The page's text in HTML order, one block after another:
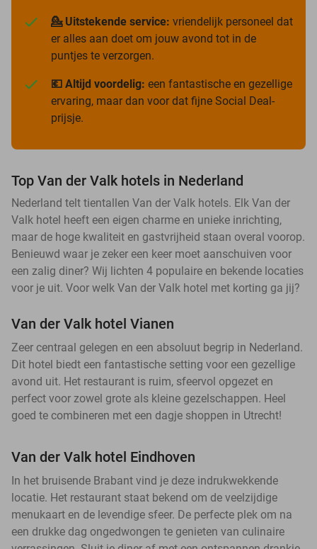
💁 Uitstekende service: vriendelijk personeel dat
er alles aan doet om jouw avond tot in de
puntjes te verzorgen.
💶 Altijd voordelig: een fantastische en gezellige
ervaring, maar dan voor dat fijne Social Deal-
prijsje.
Top Van der Valk hotels in Nederland
Nederland telt tientallen Van der Valk hotels. Elk Van der
Valk hotel heeft een eigen charme en unieke inrichting,
maar de hoge kwaliteit en gastvrijheid staan overal voorop.
Benieuwd waar je zeker een keer moet aanschuiven voor
een zalig diner? Wij lichten 4 populaire en bekende locaties
voor je uit. Voor welk Van der Valk hotel met korting ga jij?
Van der Valk hotel Vianen
Zeer centraal gelegen en een absoluut begrip in Nederland.
Dit hotel biedt een fantastische setting voor een gezellige
avond uit. Het restaurant is ruim, sfeervol opgezet en
perfect voor zowel grote als kleine gezelschappen. Heel
goed te combineren met een dagje shoppen in Utrecht!
Van der Valk hotel Eindhoven
In het bruisende Brabant vind je deze indrukwekkende
locatie. Het restaurant staat bekend om de veelzijdige
menukaart en de levendige sfeer. De perfecte plek om na
een drukke dag ongedwongen te genieten van culinaire